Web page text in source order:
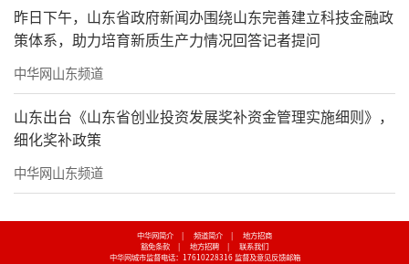
昨日下午，山东省政府新闻办围绕山东完善建立科技金融政
策体系，助力培育新质生产力情况回答记者提问
中华网山东频道
山东出台《山东省创业投资发展奖补资金管理实施细则》，
细化奖补政策
中华网山东频道
中华网简介 | 频道简介 |
地方招商
豁免条款
| 地方招聘 |
联系我们
中华网城市监督电话：17610228316 监督及意见反馈邮箱